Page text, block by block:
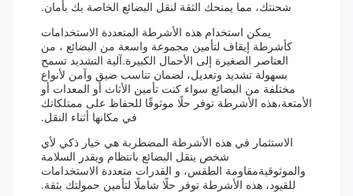
شحنتك، مما يمنحك الثقة لنقل البضائع الخاصة بك بأمان.
يمكن استخدام هذه الأشرطة المتعددة الاستخدامات
كأشرطة إيقاف لتأمين مجموعة واسعة من البضائع ، من
العناصر الصغيرة إلى الأحمال الكبيرة.آلية التشديد تسمح
بسهولة تشديد وتعديل، لضمان تناسب ضيق وآمن لأنواع
مختلفة من البضائع سواء كنت تأمين الأثاث أو المعدات أو
الأمتعة،هذه الأشرطة توفر حلًا موثوقًا للحفاظ على ممتلكاتك
في مكانها أثناء النقل.
الاستثمار في هذه الأشرطة المضطربة هي خيار ذكي لأي
شخص ينقل البضائع بانتظام ويقدر السلامة
والموثوقيةمقاومة الطقس، و القدرات متعددة الاستخدامات
للقيود، هذه الأشرطة توفر حلًا شاملًا لتأمين حمولتك بثقة.